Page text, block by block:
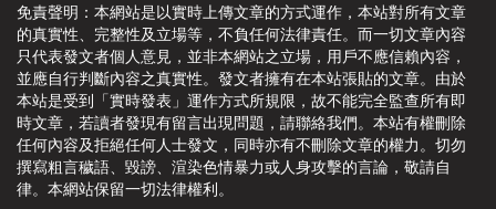
免責聲明：本網站是以實時上傳文章的方式運作，本站對所有文章
的真實性、完整性及立場等，不負任何法律責任。而一切文章內容
只代表發文者個人意見，並非本網站之立場，用戶不應信賴內容，
並應自行判斷內容之真實性。發文者擁有在本站張貼的文章。由於
本站是受到「實時發表」運作方式所規限，故不能完全監查所有即
時文章，若讀者發現有留言出現問題，請聯絡我們。本站有權刪除
任何內容及拒絕任何人士發文，同時亦有不刪除文章的權力。切勿
撰寫粗言穢語、毀謗、渲染色情暴力或人身攻擊的言論，敬請自
律。本網站保留一切法律權利。